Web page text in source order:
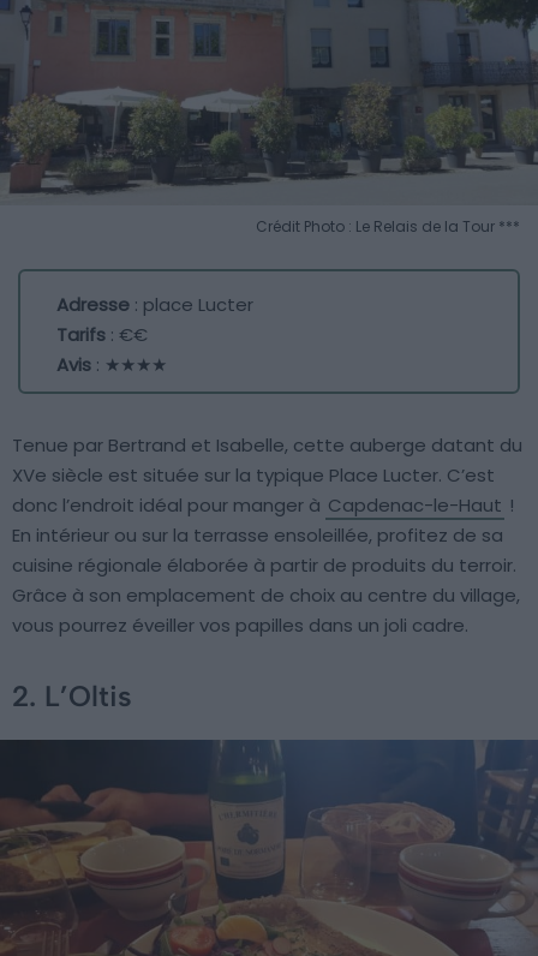
Crédit Photo : Le Relais de la Tour ***
Adresse : place Lucter
Tarifs : €€
Avis : ★★★★
Tenue par Bertrand et Isabelle, cette auberge datant du
XVe siècle est située sur la typique Place Lucter. C’est
donc l’endroit idéal pour manger à Capdenac-le-Haut !
En intérieur ou sur la terrasse ensoleillée, profitez de sa
cuisine régionale élaborée à partir de produits du terroir.
Grâce à son emplacement de choix au centre du village,
vous pourrez éveiller vos papilles dans un joli cadre.
2. L’Oltis